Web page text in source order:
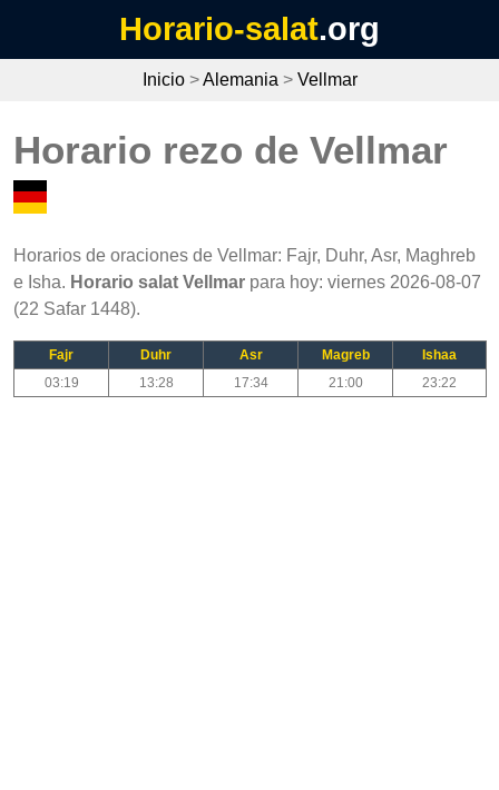
Horario-salat.org
Inicio>Alemania > Vellmar
Horario rezo de Vellmar
Horarios de oraciones de Vellmar: Fajr, Duhr, Asr, Maghreb
e Isha. Horario salat Vellmar para hoy: viernes 2026-08-07
(22 Safar 1448).
Fajr Duhr Asr Magreb
Ishaa
03:19
13:28 17:34 21:00 23:22